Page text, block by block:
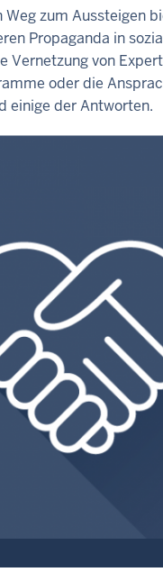
Weg zum Aussteigen
Propaganda in
Vernetzung von
oder die
einige der Antworten.